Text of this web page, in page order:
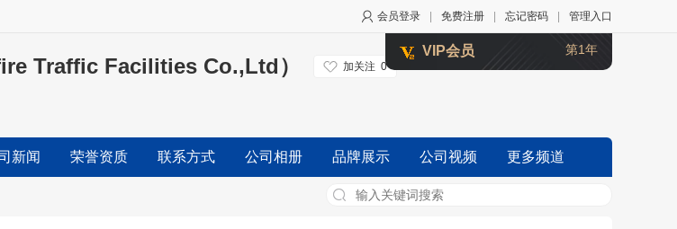
会员登录 免费注册 忘记密码 管理入口
VIP会员 第1年
Traffic Facilities Co.,Ltd） 加关注 0
新闻 荣誉资质 联系方式 公司相册 品牌展示 公司视频 更多频道